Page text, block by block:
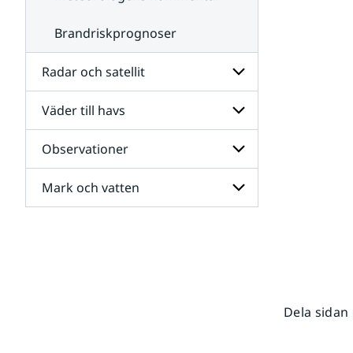
Brandriskprognoser
Radar och satellit
Undersidor
för
Radar
och
satellit
Väder till havs
Undersidor
för
Väder
till
havs
Observationer
Undersidor
för
Mark och vatten
Dela sidan